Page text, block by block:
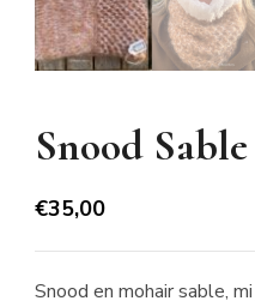
Snood
€35,00
Snood en mohair sable,